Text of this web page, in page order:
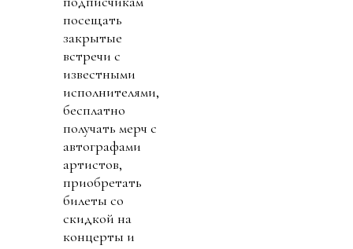
посещать
закрытые
встречи с
известными
исполнителями,
бесплатно
получать мерч с
автографами
артистов,
приобретать
билеты со
скидкой на
концерты и